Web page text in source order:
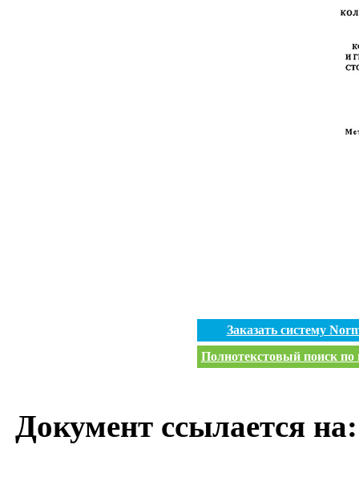
Заказать систему
Полнотекстовый поиск по
Документ ссылается на: